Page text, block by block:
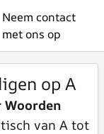
Neem contact
met ons op
op A
Woorden
van A tot